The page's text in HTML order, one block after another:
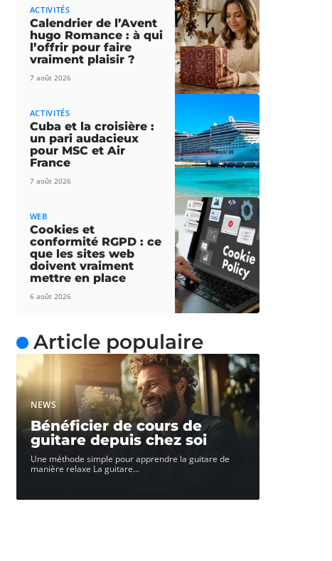
ACTIVITÉS
Calendrier de l’Avent
hugo Romance : à qui
l’offrir pour faire
vraiment plaisir ?
7 août 2026
ACTIVITÉS
Cuba et la croisière :
un pari audacieux
pour MSC et Air
France
7 août 2026
WEB
Cookies et
conformité RGPD : ce
que les sites web
doivent vraiment
mettre en place
6 août 2026
Article populaire
NEWS
Bénéficier de cours de
guitare depuis chez soi
Une méthode simple pour apprendre la guitare de
manière relaxe La guitare…